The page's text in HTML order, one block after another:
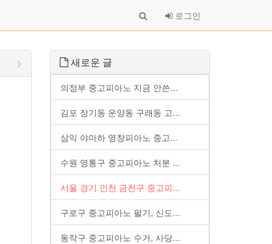
로그인
새로운 글
의정부 중고피아노 지금 안쓴...
김포 장기동 운양동 구래동 고...
삼익 야마하 영창피아노 중고...
수원 영통구 중고피아노 처분 ...
서울 경기 인천 금천구 중고피...
구로구 중고피아노 팔기, 신도...
동작구 중고피아노 수거, 사당...